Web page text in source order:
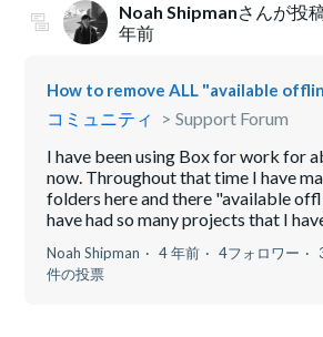
Noah Shipmanさんが投
年前
How to remove ALL "available
コミュニティ
Support Forum
I have been using Box for work for
now. Throughout that time I have
folders here and there "available
have had so many projects that I
Noah Shipman 4 年前 4フォロワー
件の投票